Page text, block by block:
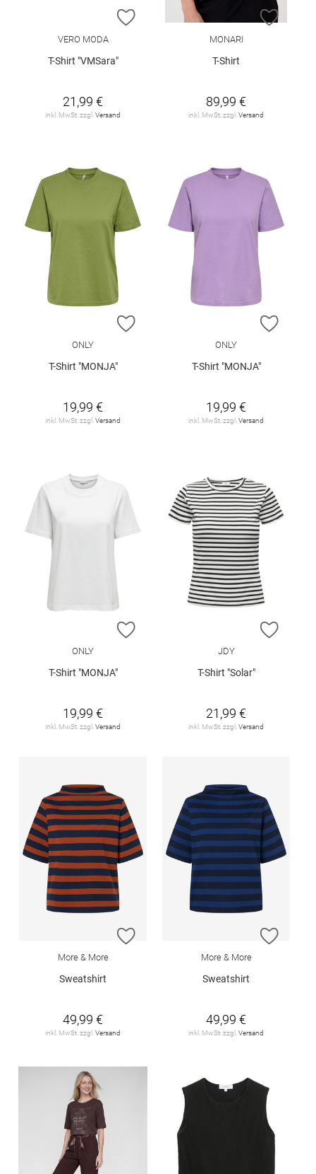
ZUR WUNSCHLISTE HINZUFÜGEN
VERO MODA
T-Shirt "VMSara"
21,99 €
inkl. MwSt. zzgl. Versand
ZUR
MONARI
T-Shirt
89,99 €
inkl. MwSt. zzgl. Versand
ZUR WUNSCHLISTE HINZUFÜGEN
ONLY
T-Shirt "MONJA"
19,99 €
inkl. MwSt. zzgl.Versand
ZUR
ONLY
T-Shirt "MONJA"
19,99 €
inkl. MwSt. zzgl.Versand
ZUR WUNSCHLISTE HINZUFÜGEN
ONLY
T-Shirt "MONJA"
19,99 €
inkl. MwSt. zzgl.Versand
ZUR
JDY
T-Shirt "Solar"
21,99 €
inkl. MwSt. zzgl.Versand
ZUR WUNSCHLISTE HINZUFÜGEN
More & More
Sweatshirt
49,99 €
inkl. MwSt. zzgl. Versand
ZUR
More & More
Sweatshirt
49,99 €
inkl. MwSt. zzgl. Versand